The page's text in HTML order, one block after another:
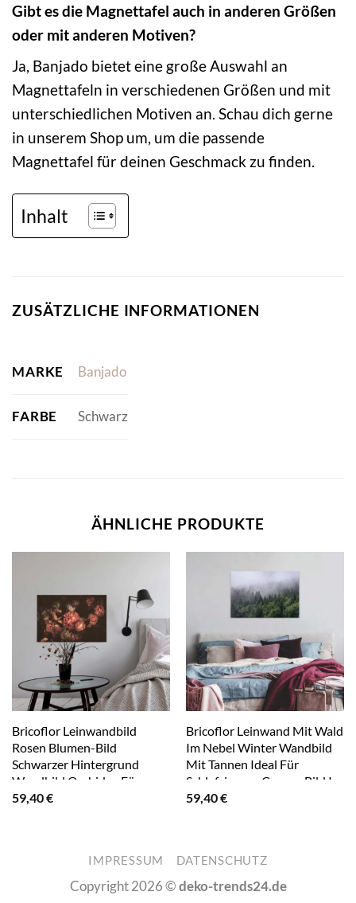
Gibt es die Magnettafel auch in anderen Größen
oder mit anderen Motiven?
Ja, Banjado bietet eine große Auswahl an
Magnettafeln in verschiedenen Größen und mit
unterschiedlichen Motiven an. Schau dich gerne
in unserem Shop um, um die passende
Magnettafel für deinen Geschmack zu finden.
Inhalt
ZUSÄTZLICHE INFORMATIONEN
MARKE Banjado
FARBE Schwarz
ÄHNLICHE PRODUKTE
Bricoflor Leinwandbild
Rosen Blumen-Bild
Schwarzer Hintergrund
Wandbild Orchidee Für
Wohnzimmer Schwarz
59,40€
Bricoflor Leinwand Mit Wald
Im Nebel Winter Wandbild
Mit Tannen Ideal Für
Schlafzimmer Canvas Bild Im
Querformat Mit Landschaft
59,40€
IMPRESSUM DATENSCHUTZ
Copyright 2026 ©deko-trends24.de